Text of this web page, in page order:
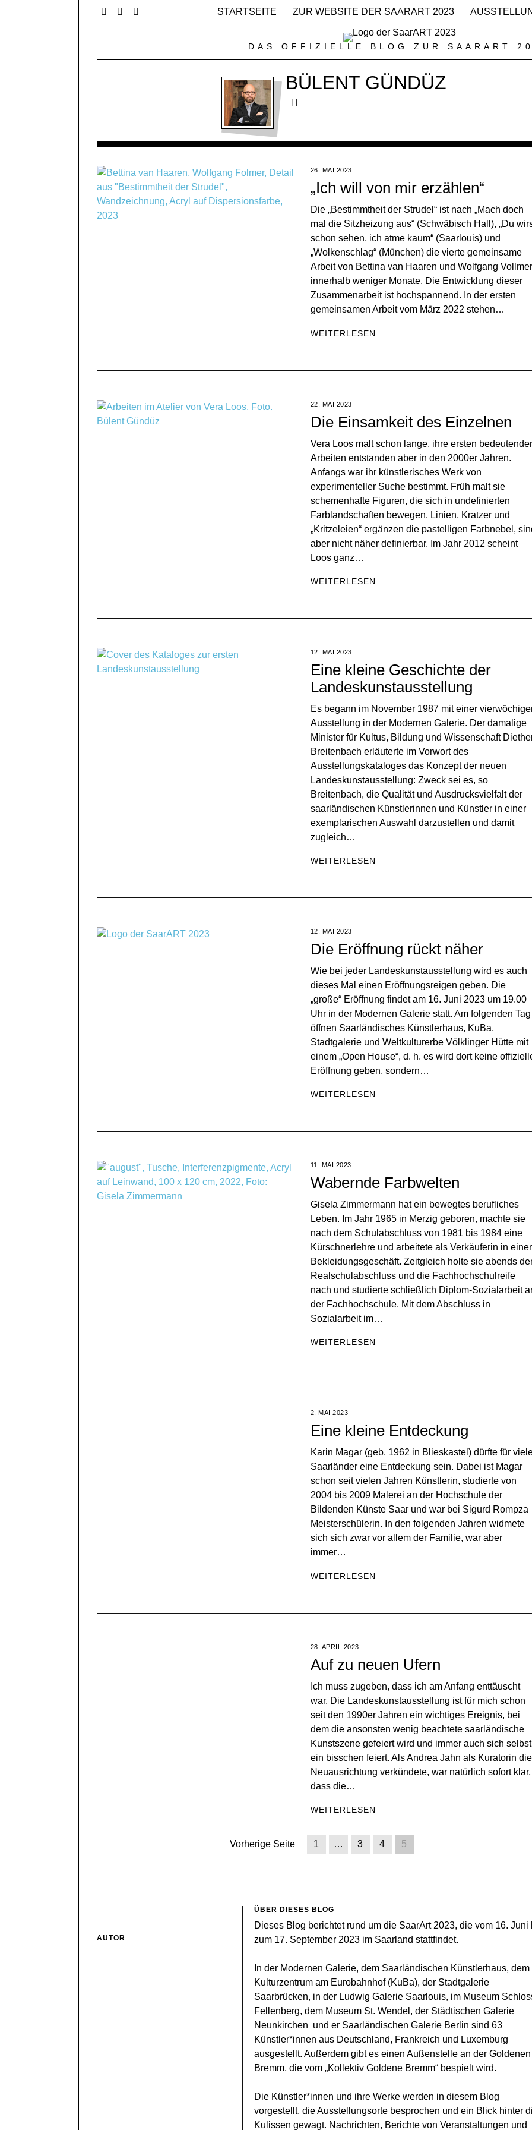
STARTSEITE ZUR WEBSITE DER SAARART 2023
DAS OFFIZIELLE BLOG ZUR SAARART
BÜLENT GÜNDÜZ
26. MAI 2023
„Ich will von mir erzählen“
Die „Bestimmtheit der Strudel“ ist nach „Mach doch
mal die Sitzheizung aus“ (Schwäbisch Hall), „Du
schon sehen, ich atme kaum“ (Saarlouis) und
„Wolkenschlag“ (München) die vierte gemeinsame
Arbeit von Bettina van Haaren und Wolfgang Vollmer
innerhalb weniger Monate. Die Entwicklung dieser
Zusammenarbeit ist hochspannend. In der ersten
gemeinsamen Arbeit vom März 2022 stehen…
WEITERLESEN
22. MAI 2023
Die Einsamkeit des Einzelnen
Vera Loos malt schon lange, ihre ersten
Arbeiten entstanden aber in den 2000er Jahren.
Anfangs war ihr künstlerisches Werk von
experimenteller Suche bestimmt. Früh malt sie
schemenhafte Figuren, die sich in undefinierten
Farblandschaften bewegen. Linien, Kratzer und
„Kritzeleien“ ergänzen die pastelligen Farbnebel,
aber nicht näher definierbar. Im Jahr 2012 scheint
Loos ganz…
WEITERLESEN
12. MAI 2023
Eine kleine Geschichte der
Landeskunstausstellung
Es begann im November 1987 mit einer
Ausstellung in der Modernen Galerie. Der damalige
Minister für Kultus, Bildung und Wissenschaft
Breitenbach erläuterte im Vorwort des
Ausstellungskataloges das Konzept der neuen
Landeskunstausstellung: Zweck sei es, so
Breitenbach, die Qualität und Ausdrucksvielfalt der
saarländischen Künstlerinnen und Künstler in einer
exemplarischen Auswahl darzustellen und damit
zugleich…
WEITERLESEN
12. MAI 2023
Die Eröffnung rückt näher
Wie bei jeder Landeskunstausstellung wird es auch
dieses Mal einen Eröffnungsreigen geben. Die
„große“ Eröffnung findet am 16. Juni 2023 um 19.00
Uhr in der Modernen Galerie statt. Am folgenden Tag
öffnen Saarländisches Künstlerhaus, KuBa,
Stadtgalerie und Weltkulturerbe Völklinger Hütte mit
einem „Open House“, d. h. es wird dort keine
Eröffnung geben, sondern…
WEITERLESEN
11. MAI 2023
Wabernde Farbwelten
Gisela Zimmermann hat ein bewegtes berufliches
Leben. Im Jahr 1965 in Merzig geboren, machte sie
nach dem Schulabschluss von 1981 bis 1984 eine
Kürschnerlehre und arbeitete als Verkäuferin in
Bekleidungsgeschäft. Zeitgleich holte sie abends
Realschulabschluss und die Fachhochschulreife
nach und studierte schließlich Diplom-Sozialarbeit
der Fachhochschule. Mit dem Abschluss in
Sozialarbeit im…
WEITERLESEN
2. MAI 2023
Eine kleine Entdeckung
Karin Magar (geb. 1962 in Blieskastel) dürfte für
Saarländer eine Entdeckung sein. Dabei ist Magar
schon seit vielen Jahren Künstlerin, studierte von
2004 bis 2009 Malerei an der Hochschule der
Bildenden Künste Saar und war bei Sigurd Rompza
Meisterschülerin. In den folgenden Jahren widmete
sich sich zwar vor allem der Familie, war aber
immer…
WEITERLESEN
28. APRIL 2023
Auf zu neuen Ufern
Ich muss zugeben, dass ich am Anfang enttäuscht
war. Die Landeskunstausstellung ist für mich schon
seit den 1990er Jahren ein wichtiges Ereignis, bei
dem die ansonsten wenig beachtete saarländische
Kunstszene gefeiert wird und immer auch sich selbst
ein bisschen feiert. Als Andrea Jahn als Kuratorin die
Neuausrichtung verkündete, war natürlich sofort klar,
dass die…
WEITERLESEN
Vorherige Seite 1 … 3 4 5
AUTOR
ÜBER DIESES BLOG
Dieses Blog berichtet rund um die SaarArt 2023, die vom 16. Juni
zum 17. September 2023 im Saarland stattfindet.
In der Modernen Galerie, dem Saarländischen Künstlerhaus, dem
Kulturzentrum am Eurobahnhof (KuBa), der Stadtgalerie
Saarbrücken, in der Ludwig Galerie Saarlouis, im Museum
Fellenberg, dem Museum St. Wendel, der Städtischen Galerie
Neunkirchen und er Saarländischen Galerie Berlin sind 63
Künstler*innen aus Deutschland, Frankreich und Luxemburg
ausgestellt. Außerdem gibt es einen Außenstelle an der Goldenen
Bremm, die vom „Kollektiv Goldene Bremm“ bespielt wird.
Die Künstler*innen und ihre Werke werden in diesem Blog
vorgestellt, die Ausstellungsorte besprochen und ein Blick hinter
Kulissen gewagt. Nachrichten, Berichte von Veranstaltungen und